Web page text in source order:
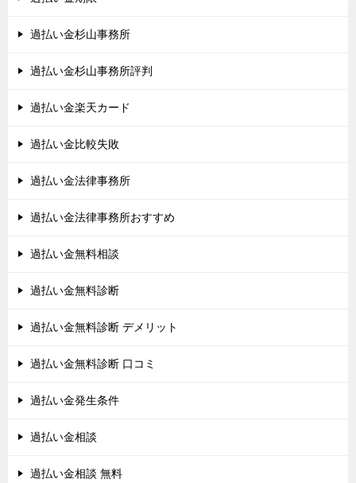
過払い金杉山事務所
過払い金杉山事務所評判
過払い金楽天カード
過払い金比較失敗
過払い金法律事務所
過払い金法律事務所おすすめ
過払い金無料相談
過払い金無料診断
過払い金無料診断 デメリット
過払い金無料診断 口コミ
過払い金発生条件
過払い金相談
過払い金相談 無料